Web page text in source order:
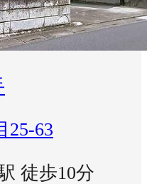
25-63
徒歩10分